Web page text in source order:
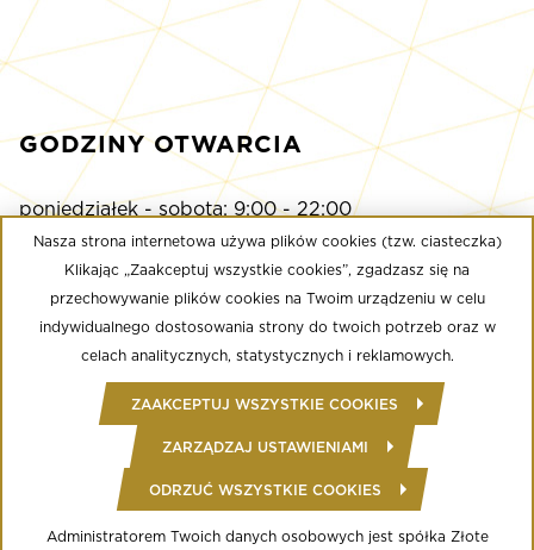
GODZINY OTWARCIA
poniedziałek - sobota: 9:00 - 22:00
niedziela: 9:00 - 21:00
Multikino
poniedziałek - niedziela: 9:00 - do ostatniego seansu
Well Fitness
poniedziałek - niedziela: 24/7
© Copyright 2020 Złote Tarasy
Regulamin Centrum Handlowego
Polityka prywatności
Nasza strona internetowa używa plików cookies (tzw. ciasteczka)
Klikając „Zaakceptuj wszystkie cookies”, zgadzasz się na
przechowywanie plików cookies na Twoim urządzeniu w celu
indywidualnego dostosowania strony do twoich potrzeb oraz w
celach analitycznych, statystycznych i reklamowych.
ZAAKCEPTUJ WSZYSTKIE COOKIES
ZARZĄDZAJ USTAWIENIAMI
ODRZUĆ WSZYSTKIE COOKIES
Administratorem Twoich danych osobowych jest spółka Złote